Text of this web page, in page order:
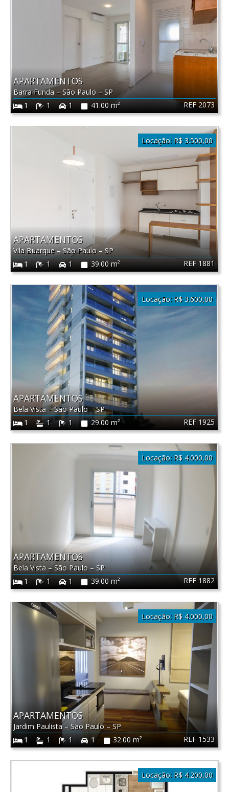
REF 2073
APARTAMENTOS
Barra Funda – São Paulo– SP
1
1 1 41.00 m²
REF 1881
APARTAMENTOS
Vila Buarque–São Paulo – SP
1
1 1 39.00 m²
Locação: R$ 3.500,00
REF 1925
APARTAMENTOS
Bela Vista–São Paulo–SP
1
1 1 29.00 m²
Locação: R$ 3.600,00
REF 1882
APARTAMENTOS
Bela Vista –São Paulo–SP
1
1 1 39.00 m²
Locação: R$ 4.000,00
REF 1533
APARTAMENTOS
Jardim Paulista–São Paulo – SP
1
1 1 1 32.00 m²
Locação: R$ 4.000,00
Locação: R$ 4.200,00